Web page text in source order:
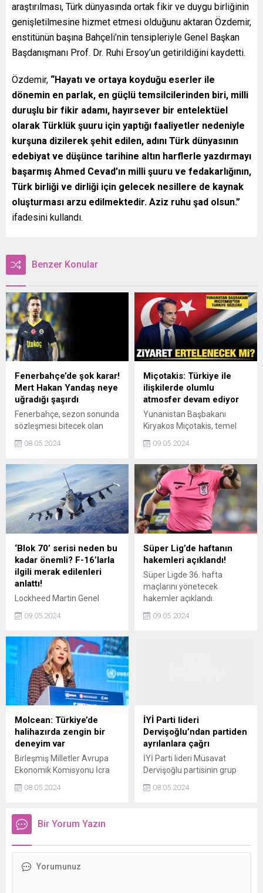
araştırılması, Türk dünyasında ortak fikir ve duygu birliğinin
genişletilmesine hizmet etmesi olduğunu aktaran Özdemir,
enstitünün başına Bahçeli’nin tensipleriyle Genel Başkan
Başdanışmanı Prof. Dr. Ruhi Ersoy’un getirildiğini kaydetti.
Özdemir, “Hayatı ve ortaya koyduğu eserler ile
dönemin en parlak, en güçlü temsilcilerinden biri, milli
duruşlu bir fikir adamı, hayırsever bir entelektüel
olarak Türklük şuuru için yaptığı faaliyetler nedeniyle
kurşuna dizilerek şehit edilen, adını Türk dünyasının
edebiyat ve düşünce tarihine altın harflerle yazdırmayı
başarmış Ahmed Cevad’ın milli şuuru ve fedakarlığının,
Türk birliği ve dirliği için gelecek nesillere de kaynak
oluşturması arzu edilmektedir. Aziz ruhu şad olsun.”
ifadesini kullandı.
Benzer Konular
Fenerbahçe’de şok karar!
Mert Hakan Yandaş neye
uğradığı şaşırdı
Fenerbahçe, sezon sonunda
sözleşmesi bitecek olan
sözleşme imzalamayacak.
08.05.2024
Miçotakis: Türkiye ile
ilişkilerde olumlu
atmosfer devam ediyor
Yunanistan Başbakanı
Kiryakos Miçotakis, temel
vazgeçmemelerine rağmen
arasındaki ikili ilişkilerde
olumlu atmosferin devam
ettiğini söyledi.
09.05.2024
‘Blok 70’ serisi neden bu
kadar önemli? F-16’larla
ilgili merak edilenleri
anlattı!
Lockheed Martin Genel
ilgili merak edilenleri anlattı:
donanımlı bir silaha sahip
olmuyorsunuz. Bunun
yanında geniş bir ağın
parçası oluyorsunuz. Bugün
Avrupada 700 F-16 var"
09.05.2024
Süper Lig’de haftanın
hakemleri açıklandı!
Süper Ligde 36. hafta
maçlarını yönetecek
hakemler açıklandı.
09.05.2024
Molcean: Türkiye’de
halihazırda zengin bir
deneyim var
Birleşmiş Milletler Avrupa
Ekonomik Komisyonu İcra
8. Birleşmiş Milletler Avrupa
Özel İşbirliği (KÖİ)
Forumunda konuştu.
08.05.2024
İYİ Parti lideri
Dervişoğlu’ndan partiden
ayrılanlara çağrı
İYİ Parti lideri Müsavat
Dervişoğlu partisinin grup
ayrılanlara çağrıda
08.05.2024
Bir Yorum Yazın